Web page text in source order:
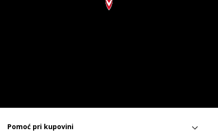
Pomoć pri kupovini